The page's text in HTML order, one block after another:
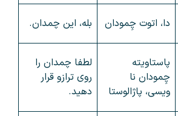
دا، اتوت چِمودان بله، این چمدان.
پاستاویته
چِمودان نا
ویسی، پاژالوستا
لطفا چمدان را
روی ترازو قرار
دهید.